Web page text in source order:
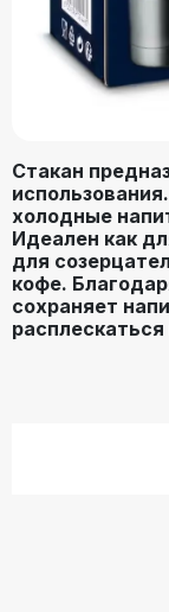
Стакан
холодные
Идеален как
для
кофе.
сохраняет
расплескаться